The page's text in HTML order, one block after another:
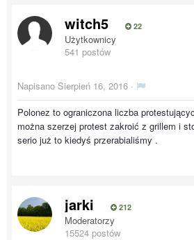
witch5 22
Użytkownicy
541 postów
Napisano Sierpień 16, 2016 ·
Polonez to ograniczona liczba
można szerzej protest zakroić z grillem i
serio już to kiedyś przerabialiśmy .
jarki 212
Moderatorzy
15524 postów